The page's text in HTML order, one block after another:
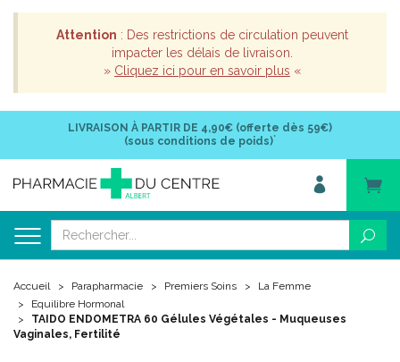
Attention : Des restrictions de circulation peuvent
impacter les délais de livraison.
» Cliquez ici pour en savoir plus «
LIVRAISON À PARTIR DE 4,90€ (offerte dès 59€)
(sous conditions de poids)*
Accueil Parapharmacie Premiers Soins
La Femme
Equilibre Hormonal
TAIDO ENDOMETRA 60 Gélules Végétales - Muqueuses
Vaginales, Fertilité